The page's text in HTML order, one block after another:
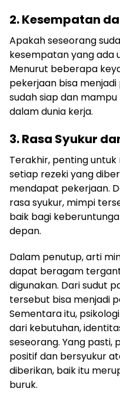
2. Kesempatan
Apakah seseorang
kesempatan yang ada
Menurut beberapa
pekerjaan bisa
sudah siap dan
dalam dunia kerja.
3. Rasa Syukur
Terakhir, penting
setiap rezeki yang
mendapat pekerjaan.
rasa syukur, mimpi
baik bagi
depan.
Dalam penutup, arti
dapat beragam
digunakan. Dari sudut
tersebut bisa menjadi
Sementara itu,
dari kebutuhan,
seseorang. Yang pasti,
positif dan bersyukur
diberikan, baik itu
buruk.